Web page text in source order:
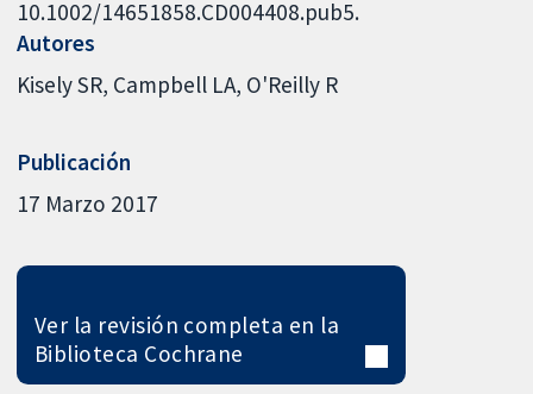
10.1002/14651858.CD004408.pub5.
Autores
Kisely SR Campbell LA O'Reilly R
Publicación
17 Marzo 2017
Ver la revisión completa en la
Biblioteca Cochrane